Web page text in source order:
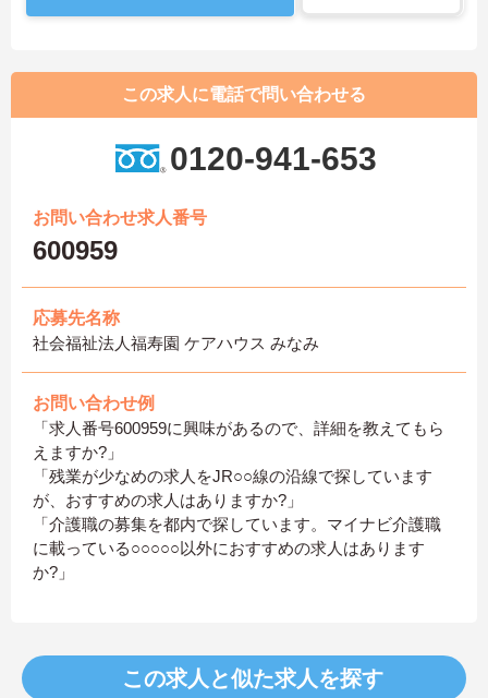
この求人に電話で問い合わせる
0120-941-653
お問い合わせ求人番号
600959
応募先名称
社会福祉法人福寿園 ケアハウス みなみ
お問い合わせ例
「求人番号600959に興味があるので、詳細を教えてもら
えますか?」
「残業が少なめの求人をJR○○線の沿線で探しています
が、おすすめの求人はありますか?」
「介護職の募集を都内で探しています。マイナビ介護職
に載っている○○○○○以外におすすめの求人はあります
か?」
この求人と似た求人を探す